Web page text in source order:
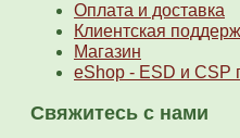
Оплата и доставка
Клиентская
Магазин
eShop - ESD и CSP
Свяжитесь с нами